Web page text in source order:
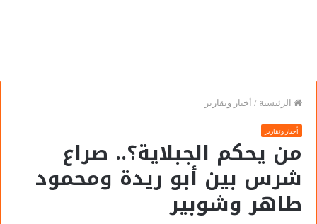
الرئيسية / أخبار وتقارير
أخبار وتقارير
من يحكم الجبلاية؟.. صراع
شرس بين أبو ريدة ومحمود
طاهر وشوبير